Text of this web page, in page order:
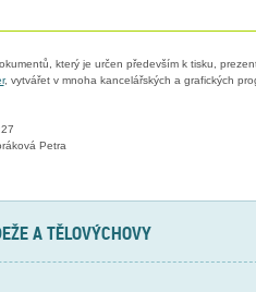
který je určen především k tisku,
, vytvářet v mnoha kancelářských a grafických
Petra
A TĚLOVÝCHOVY